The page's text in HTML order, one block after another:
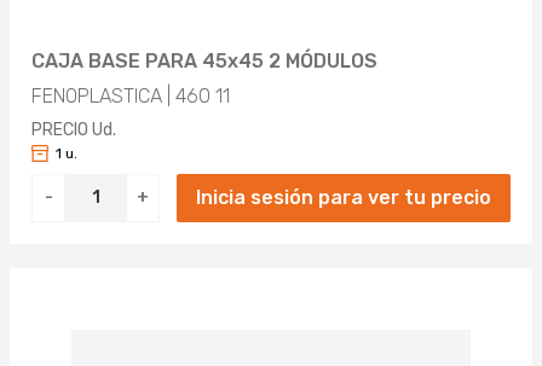
CAJA BASE PARA 45x45 2 MÓDULOS
FENOPLASTICA | 460 11
PRECIO Ud.
- +
1 u.
Inicia sesión para ver tu precio